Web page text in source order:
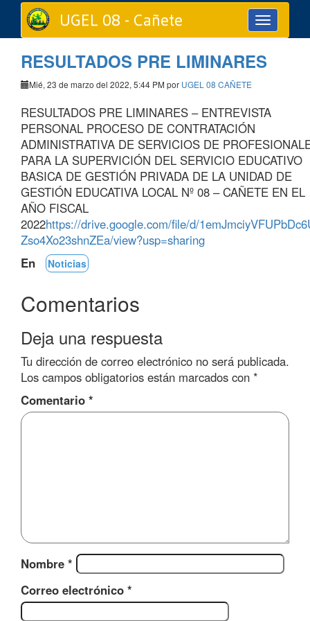
Toggle
navigation
UGEL 08 - Cañete
RESULTADOS PRE LIMINARES
Mié, 23 de marzo del 2022, 5:44 PM por UGEL 08 CAÑETE
RESULTADOS PRE LIMINARES – ENTREVISTA
PERSONAL PROCESO DE CONTRATACIÓN
ADMINISTRATIVA DE SERVICIOS DE
PARA LA SUPERVICIÓN DEL SERVICIO EDUCATIVO
BASICA DE GESTIÓN PRIVADA DE LA UNIDAD DE
GESTIÓN EDUCATIVA LOCAL Nº 08 – CAÑETE EN EL
AÑO FISCAL
2022https://drive.google.com/file/d/
Zso4Xo23shnZEa/view?usp=sharing
En
Noticias
Comentarios
Deja una respuesta
Tu dirección de correo electrónico no será publicada.
Los campos obligatorios están marcados con *
Comentario *
Nombre *
Correo electrónico *